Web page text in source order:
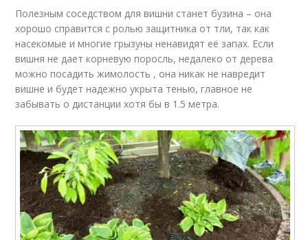
Полезным соседством для вишни станет бузина – она
хорошо справится с ролью защитника от тли, так как
насекомые и многие грызуны ненавидят её запах. Если
вишня не дает корневую поросль, недалеко от дерева
можно посадить жимолость , она никак не навредит
вишне и будет надежно укрыта тенью, главное не
забывать о дистанции хотя бы в 1.5 метра.